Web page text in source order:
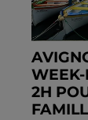
2H